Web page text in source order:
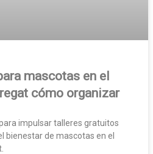
mascotas en el
cómo organizar
impulsar talleres gratuitos
bienestar de mascotas en el